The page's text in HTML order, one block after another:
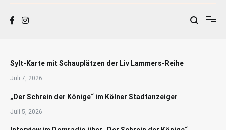
Sylt-Karte mit Schauplätzen der Liv Lammers-Reihe
Juli 7, 2026
„Der Schrein der Könige“ im Kölner Stadtanzeiger
Juli 5, 2026